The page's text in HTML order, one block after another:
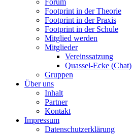
Footprint in der Theorie
Footprint in der Praxis
Footprint in der Schule
Mitglied werden
Mitglieder
Vereinssatzung
Quassel-Ecke (Chat)
Gruppen
Über uns
Inhalt
Partner
Kontakt
Impressum
Datenschutzerklärung